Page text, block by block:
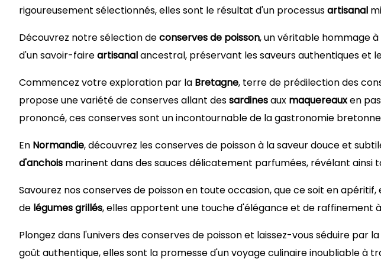
rigoureusement sélectionnés, elles sont le résultat d'un processusartisanal
Découvrez notre sélection deconserves de poisson, un véritable hommage
d'un savoir-faireartisanalancestral, préservant les saveurs authentiques et
Commencez votre exploration par la Bretagne, terre de prédilection des
propose une variété de conserves allant dessardinesaux maquereauxen
prononcé, ces conserves sont un incontournable de la gastronomie
En Normandie, découvrez les conserves de poisson à la saveur douce et
d'anchois marinent dans des sauces délicatement parfumées, révélant ainsi
Savourez nos conserves de poisson en toute occasion, que ce soit en
de légumes grillés, elles apportent une touche d'élégance et de raffinement
Plongez dans l'univers des conserves de poisson et laissez-vous séduire par
goût authentique, elles sont la promesse d'un voyage culinaire inoubliable à